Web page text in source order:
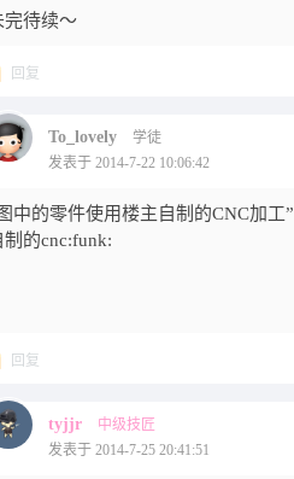
完待续～
回复
To_lovely
学徒
发表于 2014-7-22 10:06:42
中的零件使用楼主自制的CNC加工”
制的cnc:funk:
回复
tyjjr
中级技匠
发表于 2014-7-25 20:41:51